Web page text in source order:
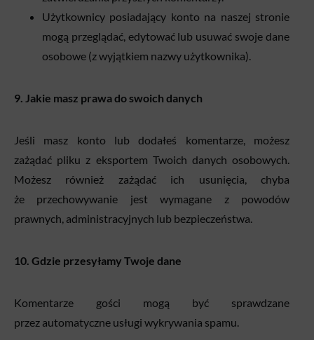
Użytkownicy posiadający konto na naszej stronie
mogą przeglądać, edytować lub usuwać swoje dane
osobowe (z wyjątkiem nazwy użytkownika).
9. Jakie masz prawa do swoich danych
Jeśli masz konto lub dodałeś komentarze, możesz
zażądać pliku z eksportem Twoich danych osobowych.
Możesz również zażądać ich usunięcia, chyba
że przechowywanie jest wymagane z powodów
prawnych, administracyjnych lub bezpieczeństwa.
10. Gdzie przesyłamy Twoje dane
Komentarze gości mogą być sprawdzane
przez automatyczne usługi wykrywania spamu.